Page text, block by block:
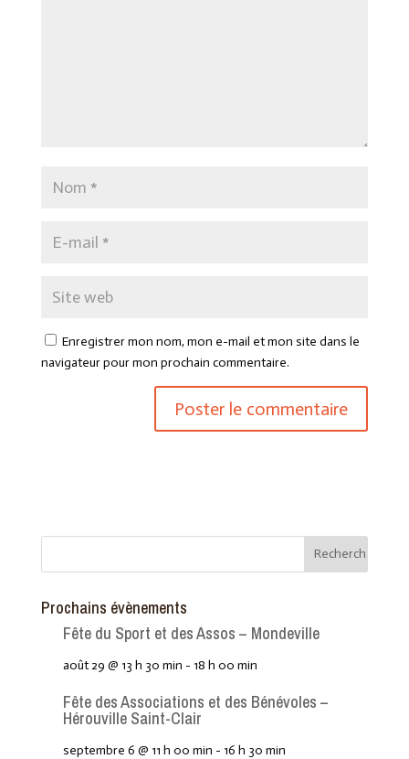
Enregistrer mon nom, mon e-mail et mon site dans le
navigateur pour mon prochain commentaire.
Prochains évènements
Fête du Sport et des Assos – Mondeville
août 29 @ 13 h 30 min - 18 h 00 min
Fête des Associations et des Bénévoles –
Hérouville Saint-Clair
septembre 6 @ 11 h 00 min - 16 h 30 min